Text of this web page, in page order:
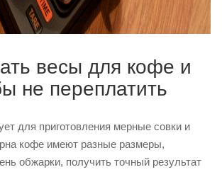
весы для кофе и
не переплатить
для приготовления мерные совки и
кофе имеют разные размеры,
обжарки, получить точный результат